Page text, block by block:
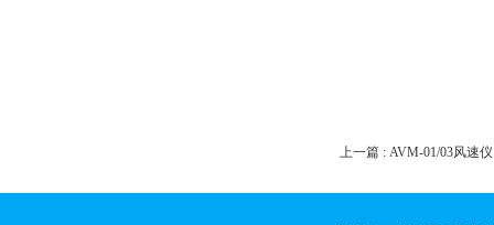
上一篇 : AVM-01/03风速仪